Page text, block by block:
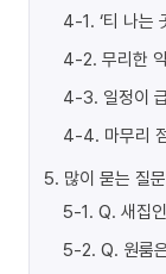
4-1. ‘티 나는
4-2. 무리한
4-3. 일정이
4-4. 마무리
5. 많이 묻는 질
5-1. Q. 새집
5-2. Q. 원룸